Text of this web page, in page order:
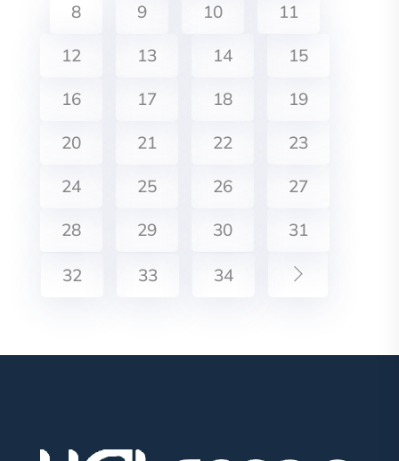
8 9 10 11
12 13 14 15
16 17 18 19
20 21 22 23
24 25 26 27
28 29 30 31
32 33 34